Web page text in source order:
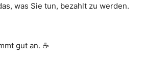
was Sie tun, bezahlt zu werden.
gut an. ☕️